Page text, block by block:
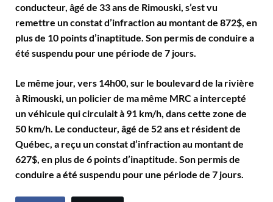
conducteur, âgé de 33 ans de Rimouski, s’est vu
remettre un constat d’infraction au montant de 872$, en
plus de 10 points d’inaptitude. Son permis de conduire a
été suspendu pour une période de 7 jours.
Le même jour, vers 14h00, sur le boulevard de la rivière
à Rimouski, un policier de ma même MRC a intercepté
un véhicule qui circulait à 91 km/h, dans cette zone de
50 km/h. Le conducteur, âgé de 52 ans et résident de
Québec, a reçu un constat d’infraction au montant de
627$, en plus de 6 points d’inaptitude. Son permis de
conduire a été suspendu pour une période de 7 jours.